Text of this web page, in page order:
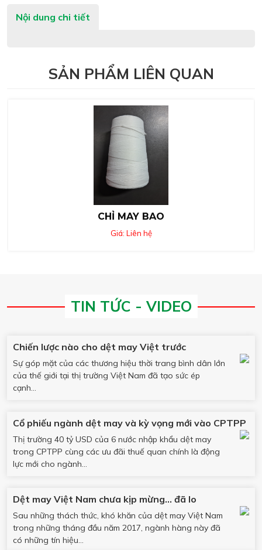
Nội dung chi tiết
SẢN PHẨM LIÊN QUAN
CHỈ MAY BAO
Giá: Liên hệ
TIN TỨC - VIDEO
Chiến lược nào cho dệt may Việt trước
Sự góp mặt của các thương hiệu thời trang bình dân lớn
của thế giới tại thị trường Việt Nam đã tạo sức ép
cạnh...
Cổ phiếu ngành dệt may và kỳ vọng mới vào CPTPP
Thị trường 40 tỷ USD của 6 nước nhập khẩu dệt may
trong CPTPP cùng các ưu đãi thuế quan chính là động
lực mới cho ngành...
Dệt may Việt Nam chưa kịp mừng… đã lo
Sau những thách thức, khó khăn của dệt may Việt Nam
trong những tháng đầu năm 2017, ngành hàng này đã
có những tín hiệu...